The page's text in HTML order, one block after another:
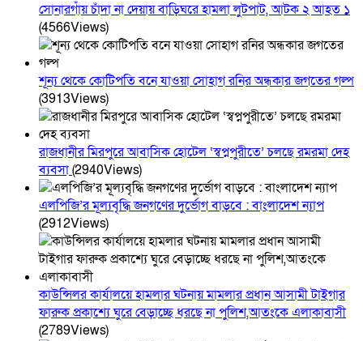
সোনারগাঁয় চাঁদা না দেয়ায় বাড়িঘরে হামলা লুটপাট, আটক ২ আহত ১
(4566Views)
শূন্য থেকে কোটিপতি বনে যাওয়া সোহাগ রনির অন্ধকার জগতের গল্প
(3913Views)
রাজধানীর মিরপুরে আবাসিক হোটেল ‘স্বপ্নপুরীতে’ চলছে রমরমা দেহ
ব্যবসা(2940Views)
এলপিজি’র মূল্যবৃদ্ধি জনগণের দুর্ভোগ বাড়বে : বাংলাদেশ ন্যাপ
(2912Views)
কাউন্সিলর কার্যালয়ে হামলার ঘটনায় মামলার প্রধান আসামী টাইগার
ফারুক প্রকাশ্যে ঘুরে বেড়াচ্ছে ধরছে না পুলিশ,আতংকে এলাকাবাসী
(2789Views)